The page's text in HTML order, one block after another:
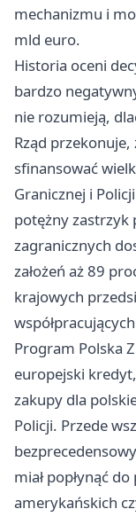
mechanizmu i
mld euro.
Historia oceni
bardzo
nie rozumieją,
Rząd
sfinansować
Granicznej i
potężny zastrzyk
zagranicznych
założeń aż 89
krajowych
Program Polska
europejski
zakupy dla
Policji. Przede
miał popłynąć
amerykańskich